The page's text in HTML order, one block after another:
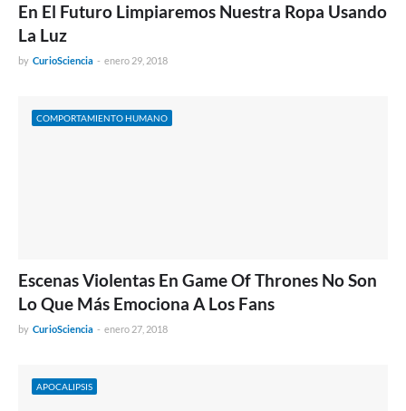
En El Futuro Limpiaremos Nuestra Ropa Usando
La Luz
by CurioSciencia - enero 29, 2018
COMPORTAMIENTO HUMANO
Escenas Violentas En Game Of Thrones No Son
Lo Que Más Emociona A Los Fans
by CurioSciencia - enero 27, 2018
APOCALIPSIS